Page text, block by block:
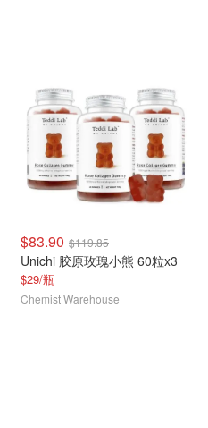
$83.90 $119.85
Unichi 胶原玫瑰小熊 60粒x3
$29/瓶
Chemist Warehouse